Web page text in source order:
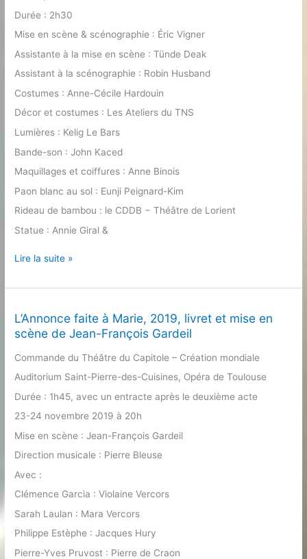
Durée : 2h30
Mise en scène & scénographie : Éric Vigner
Assistante à la mise en scène : Tünde Deak
Assistant à la scénographie : Robin Husband
Costumes : Anne-Cécile Hardouin
Décor et costumes : Les Ateliers du TNS
Lumières : Kelig Le Bars
Bande-son : John Kaced
Maquillages et coiffures : Anne Binois
Paon blanc au sol : Eunji Peignard-Kim
Rideau de bambou : le CDDB − Théâtre de Lorient
Statue : Annie Giral &
Partage
midi
Vigner
(2018)
Lire la suite »
L’Annonce faite à Marie, 2019, livret et mise en
scène de Jean-François Gardeil
Commande du Théâtre du Capitole – Création mondiale
Auditorium Saint-Pierre-des-Cuisines, Opéra de Toulouse
Durée : 1h45, avec un entracte après le deuxième acte
23-24 novembre 2019 à 20h
Mise en scène : Jean-François Gardeil
Direction musicale : Pierre Bleuse
Avec :
Clémence Garcia : Violaine Vercors
Sarah Laulan : Mara Vercors
Philippe Estèphe : Jacques Hury
Pierre-Yves Pruvost : Pierre de Craon